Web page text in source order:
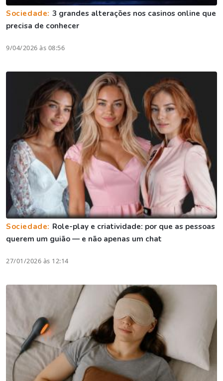
Sociedade: 3 grandes alterações nos casinos online que
precisa de conhecer
9/04/2026 às 08:56
Sociedade: Role-play e criatividade: por que as pessoas
querem um guião — e não apenas um chat
27/01/2026 às 12:14